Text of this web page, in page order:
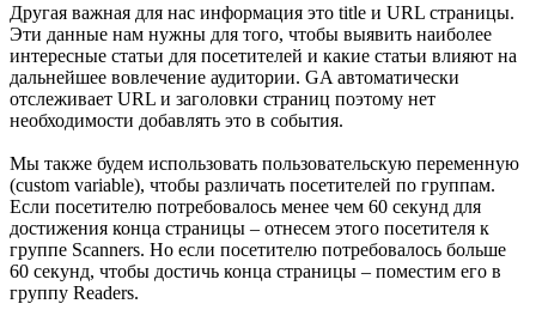
Другая важная для нас информация это title и URL страницы.
Эти данные нам нужны для того, чтобы выявить наиболее
интересные статьи для посетителей и какие статьи влияют на
дальнейшее вовлечение аудитории. GA автоматически
отслеживает URL и заголовки страниц поэтому нет
необходимости добавлять это в события.
Мы также будем использовать пользовательскую переменную
(custom variable), чтобы различать посетителей по группам.
Если посетителю потребовалось менее чем 60 секунд для
достижения конца страницы – отнесем этого посетителя к
группе Scanners. Но если посетителю потребовалось больше
60 секунд, чтобы достичь конца страницы – поместим его в
группу Readers.